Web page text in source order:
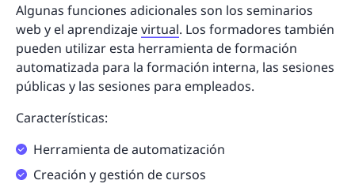
Algunas funciones adicionales son los seminarios
web y el aprendizajevirtual. Los formadores también
pueden utilizar esta herramienta de formación
automatizada para la formación interna, las sesiones
públicas y las sesiones para empleados.
Características:
Herramienta de automatización
Creación y gestión de cursos